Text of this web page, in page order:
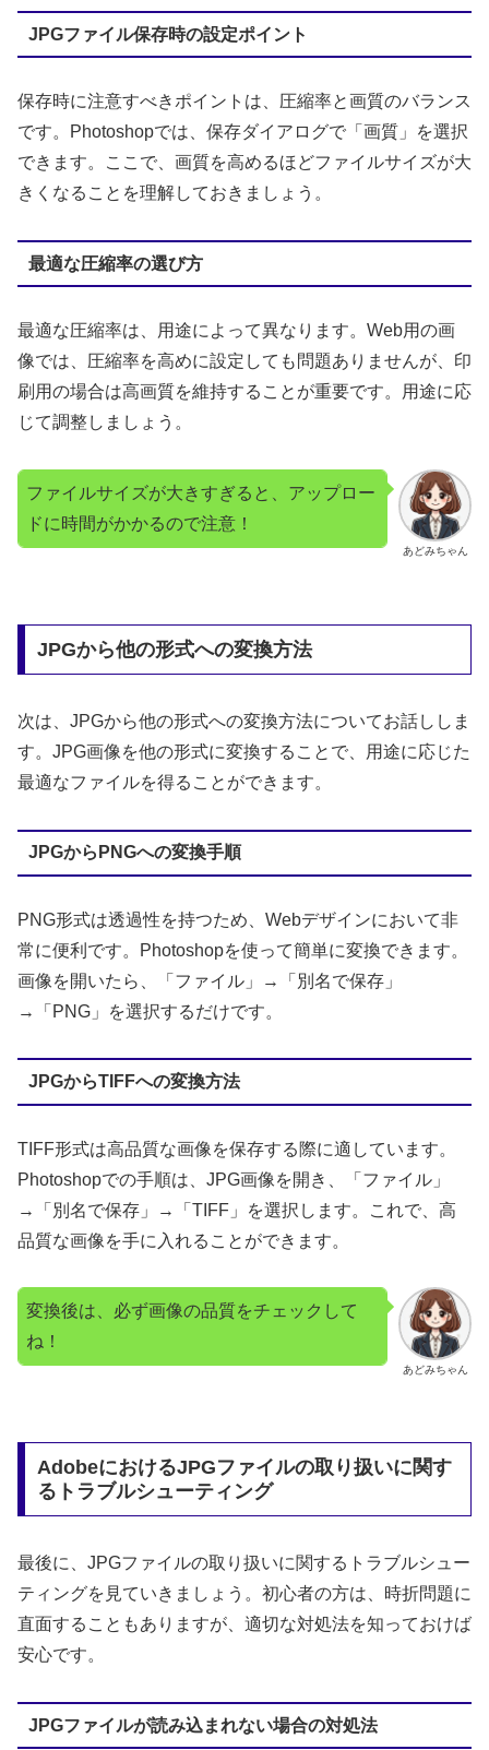
JPGファイル保存時の設定ポイント
保存時に注意すべきポイントは、圧縮率と画質のバランス
です。Photoshopでは、保存ダイアログで「画質」を選択
できます。ここで、画質を高めるほどファイルサイズが大
きくなることを理解しておきましょう。
最適な圧縮率の選び方
最適な圧縮率は、用途によって異なります。Web用の画
像では、圧縮率を高めに設定しても問題ありませんが、印
刷用の場合は高画質を維持することが重要です。用途に応
じて調整しましょう。
あどみちゃん
ファイルサイズが大きすぎると、アップロー
ドに時間がかかるので注意！
JPGから他の形式への変換方法
次は、JPGから他の形式への変換方法についてお話ししま
す。JPG画像を他の形式に変換することで、用途に応じた
最適なファイルを得ることができます。
JPGからPNGへの変換手順
PNG形式は透過性を持つため、Webデザインにおいて非
常に便利です。Photoshopを使って簡単に変換できます。
画像を開いたら、「ファイル」→「別名で保存」
→「PNG」を選択するだけです。
JPGからTIFFへの変換方法
TIFF形式は高品質な画像を保存する際に適しています。
Photoshopでの手順は、JPG画像を開き、「ファイル」
→「別名で保存」→「TIFF」を選択します。これで、高
品質な画像を手に入れることができます。
あどみちゃん
変換後は、必ず画像の品質をチェックして
ね！
AdobeにおけるJPGファイルの取り扱いに関す
るトラブルシューティング
最後に、JPGファイルの取り扱いに関するトラブルシュー
ティングを見ていきましょう。初心者の方は、時折問題に
直面することもありますが、適切な対処法を知っておけば
安心です。
JPGファイルが読み込まれない場合の対処法